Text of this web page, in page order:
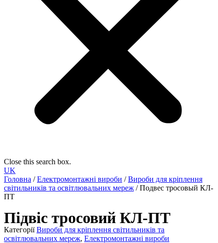
Close this search box.
UK
Головна /Електромонтажні вироби /Вироби для кріплення
світильників та освітлювальних мереж / Подвес тросовый КЛ-
ПТ
Підвіс тросовий КЛ-ПТ
Категорії Вироби для кріплення світильників та
освітлювальних мереж, Електромонтажні вироби